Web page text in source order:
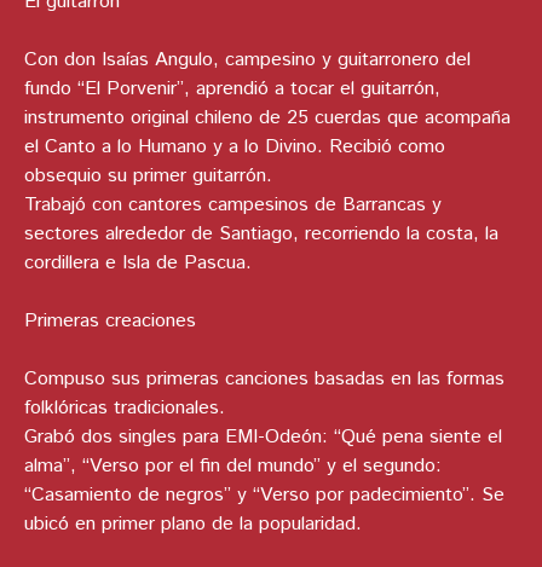
Con don Isaías Angulo, campesino y guitarronero del
fundo “El Porvenir”, aprendió a tocar el guitarrón,
instrumento original chileno de 25 cuerdas que acompaña
el Canto a lo Humano y a lo Divino. Recibió como
obsequio su primer guitarrón.
Trabajó con cantores campesinos de Barrancas y
sectores alrededor de Santiago, recorriendo la costa, la
cordillera e Isla de Pascua.
Primeras creaciones
Compuso sus primeras canciones basadas en las formas
folklóricas tradicionales.
Grabó dos singles para EMI-Odeón: “Qué pena siente el
alma”, “Verso por el fin del mundo” y el segundo:
“Casamiento de negros” y “Verso por padecimiento”. Se
ubicó en primer plano de la popularidad.